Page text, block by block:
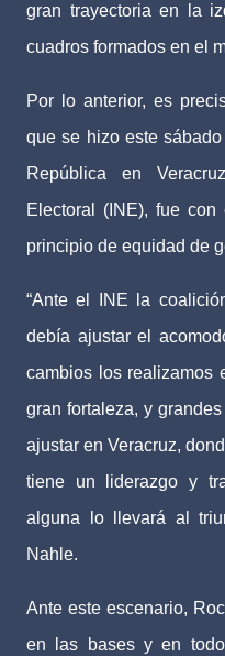
gran trayectoria en la
cuadros formados en el
Por lo anterior, es
que se hizo este
República en
Electoral (INE), fue
principio de equidad de
“Ante el INE la
debía ajustar el
cambios los realizamos
gran fortaleza, y
ajustar en Veracruz,
tiene un liderazgo y
alguna lo llevará al
Nahle.
Ante este escenario,
en las bases y en